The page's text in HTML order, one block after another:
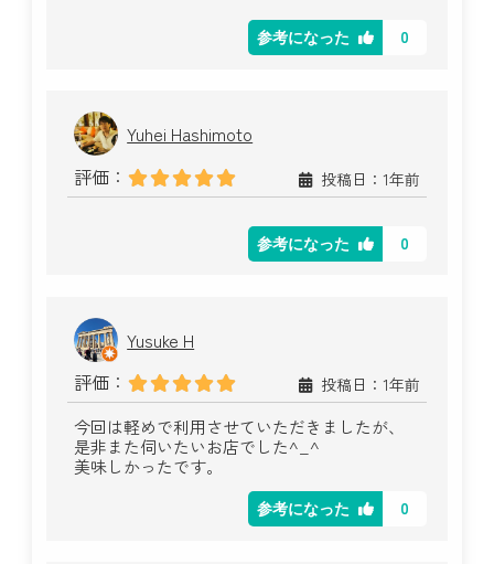
参考になった 0
Yuhei Hashimoto
評価：
投稿日：1年前
参考になった 0
Yusuke H
評価：
投稿日：1年前
今回は軽めで利用させていただきましたが、
是非また伺いたいお店でした^_^
美味しかったです。
参考になった 0